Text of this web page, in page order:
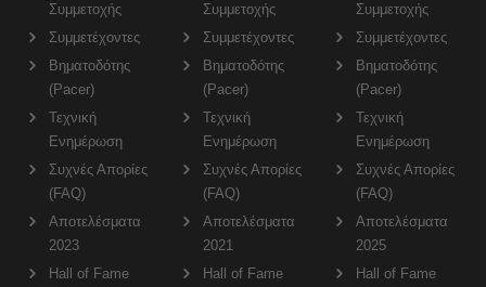
Συμμετοχής
Συμμετέχοντες
Βηματοδότης
(Pacer)
Τεχνική
Ενημέρωση
Συχνές Απορίες
(FAQ)
Αποτελέσματα
2023
Hall of Fame
Συμμετοχής
Συμμετέχοντες
Βηματοδότης
(Pacer)
Τεχνική
Ενημέρωση
Συχνές Απορίες
(FAQ)
Αποτελέσματα
2021
Hall of Fame
Συμμετοχής
Συμμετέχοντες
Βηματοδότης
(Pacer)
Τεχνική
Ενημέρωση
Συχνές Απορίες
(FAQ)
Αποτελέσματα
2025
Hall of Fame